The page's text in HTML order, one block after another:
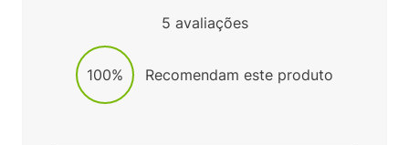
5 avaliações
100% Recomendam este produto